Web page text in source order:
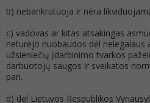
b) nebankrutuoja ir nėra
c) vadovas ar kitas atsakingas
neturėjo nuobaudos dėl nelegalaus
užsieniečių įdarbinimo tvarkos
darbuotojų saugos ir sveikatos
pan.
d) dėl Lietuvos Respublikos